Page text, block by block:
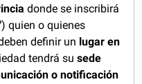
donde se inscribirá
) quien o quienes
definir un lugar en
tendrá susede
o notificación